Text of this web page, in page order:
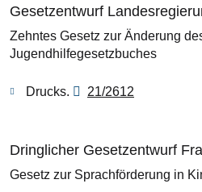
Gesetzentwurf
Zehntes Gesetz zur Änderung
Jugendhilfegesetzbuches
Drucks. 21/2612
Dringlicher Gesetzentwurf
Gesetz zur Sprachförderung in